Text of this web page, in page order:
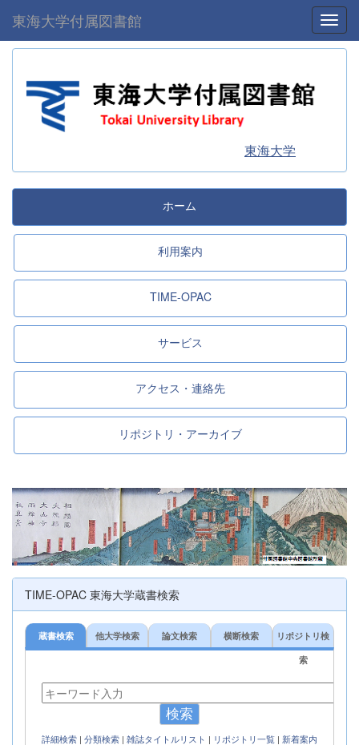
東海大学付属図書館
東海大学
ホーム
利用案内
TIME-OPAC
サービス
アクセス・連絡先
リポジトリ・アーカイブ
TIME-OPAC 東海大学蔵書検索
蔵書検索 他大学検索 論文検索 横断検索
リポジトリ検
索
検索
詳細検索 | 分類検索 | 雑誌タイトルリスト | リポジトリ一覧 | 新着案内